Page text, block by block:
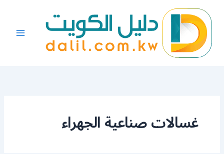
المحتوى
غسالات صناعية الجهراء